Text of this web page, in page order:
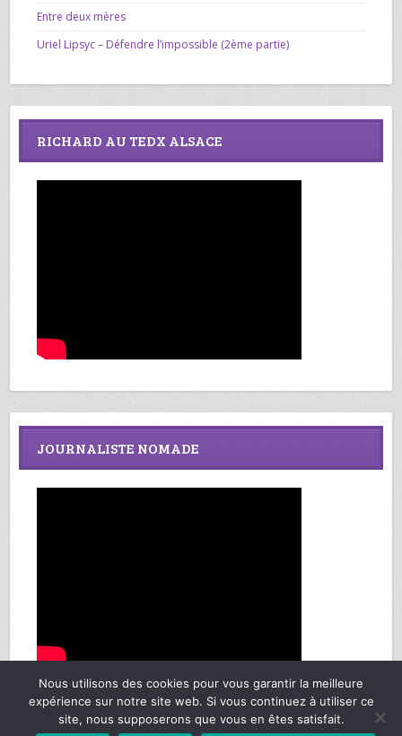
Entre deux mères
Uriel Lipsyc – Défendre l’impossible (2ème partie)
RICHARD AU TEDX ALSACE
JOURNALISTE NOMADE
Richard Federmann, Mes Sages de Vie © Copyright 2013-2025. Tous droits
Nous utilisons des cookies pour vous garantir la meilleure
expérience sur notre site web. Si vous continuez à utiliser ce
site, nous supposerons que vous en êtes satisfait.